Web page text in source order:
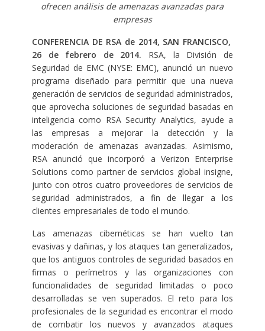
ofrecen análisis de amenazas avanzadas para
empresas
CONFERENCIA DE RSA de 2014, SAN FRANCISCO,
26 de febrero de 2014. RSA, la División de
Seguridad de EMC (NYSE: EMC), anunció un nuevo
programa diseñado para permitir que una nueva
generación de servicios de seguridad administrados,
que aprovecha soluciones de seguridad basadas en
inteligencia como RSA Security Analytics, ayude a
las empresas a mejorar la detección y la
moderación de amenazas avanzadas. Asimismo,
RSA anunció que incorporó a Verizon Enterprise
Solutions como partner de servicios global insigne,
junto con otros cuatro proveedores de servicios de
seguridad administrados, a fin de llegar a los
clientes empresariales de todo el mundo.
Las amenazas cibernéticas se han vuelto tan
evasivas y dañinas, y los ataques tan generalizados,
que los antiguos controles de seguridad basados en
firmas o perímetros y las organizaciones con
funcionalidades de seguridad limitadas o poco
desarrolladas se ven superados. El reto para los
profesionales de la seguridad es encontrar el modo
de combatir los nuevos y avanzados ataques